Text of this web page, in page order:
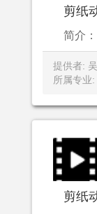
剪纸
简介
提供者:
所属专业
剪纸